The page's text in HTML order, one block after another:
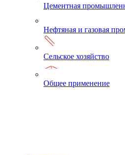
Цементная
Нефтяная и газовая
Сельское хозяйство
Общее применение